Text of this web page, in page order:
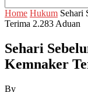
Home Hukum Sehari
Terima 2.283 Aduan
Sehari
Kemnaker
By